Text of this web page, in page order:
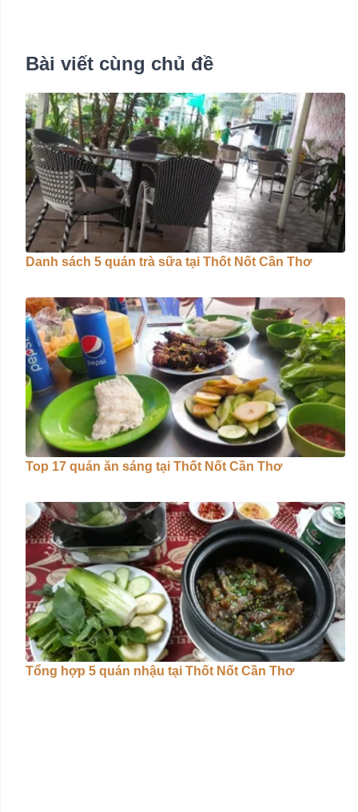
Bài viết cùng chủ đề
Danh sách 5 quán trà sữa tại Thốt Nốt Cần Thơ
Top 17 quán ăn sáng tại Thốt Nốt Cần Thơ
Tổng hợp 5 quán nhậu tại Thốt Nốt Cần Thơ